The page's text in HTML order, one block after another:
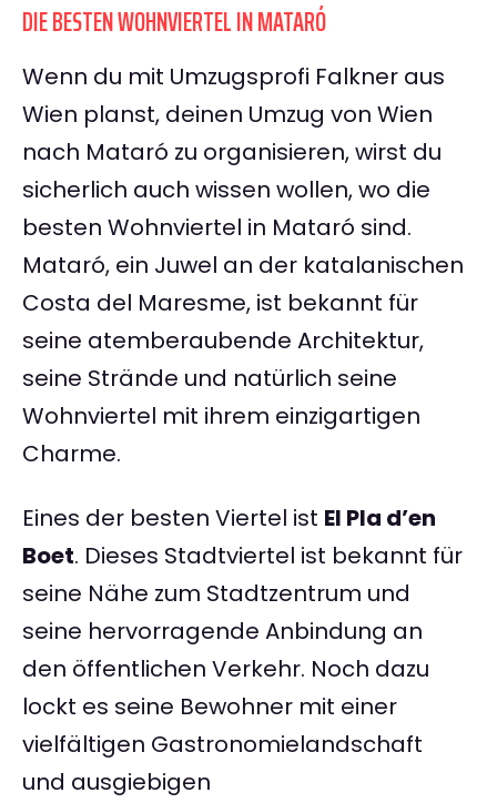
DIE BESTEN WOHNVIERTEL IN MATARÓ
Wenn du mit Umzugsprofi Falkner aus
Wien planst, deinen Umzug von Wien
nach Mataró zu organisieren, wirst du
sicherlich auch wissen wollen, wo die
besten Wohnviertel in Mataró sind.
Mataró, ein Juwel an der katalanischen
Costa del Maresme, ist bekannt für
seine atemberaubende Architektur,
seine Strände und natürlich seine
Wohnviertel mit ihrem einzigartigen
Charme.
Eines der besten Viertel ist El Pla d’en
Boet. Dieses Stadtviertel ist bekannt für
seine Nähe zum Stadtzentrum und
seine hervorragende Anbindung an
den öffentlichen Verkehr. Noch dazu
lockt es seine Bewohner mit einer
vielfältigen Gastronomielandschaft
und ausgiebigen